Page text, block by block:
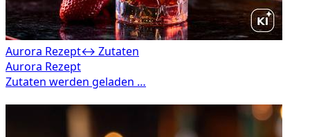
Aurora Rezept↔ Zutaten